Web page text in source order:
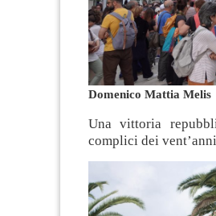
Domenico Mattia Melis
Una vittoria
complici dei